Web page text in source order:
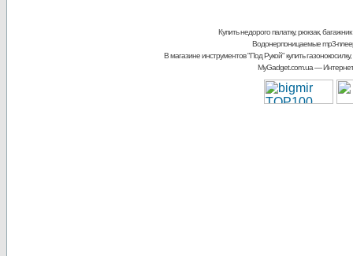
Купить недорого палатку, рюкзак, багажник
Водонерпоницаемые mp3-
В магазине инструментов "Под Рукой"купить
MyGadget.com.ua—